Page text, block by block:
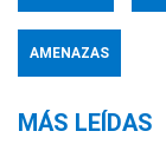
AMENAZAS
MÁS LEÍDAS